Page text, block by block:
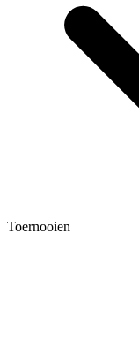
Toernooien